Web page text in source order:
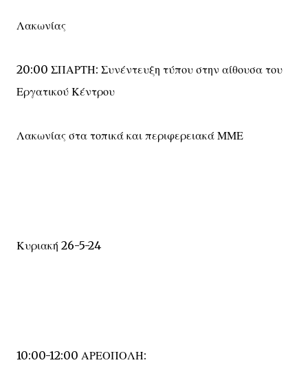
Λακωνίας
20:00 ΣΠΑΡΤΗ: Συνέντευξη τύπου στην αίθουσα του
Εργατικού Κέντρου
Λακωνίας στα τοπικά και περιφερειακά ΜΜΕ
Κυριακή 26-5-24
10:00-12:00 ΑΡΕΟΠΟΛΗ: